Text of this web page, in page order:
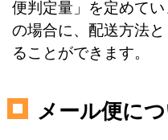
便判定量」を定めて
の場合に、配送方法
ることができます。
メール便に